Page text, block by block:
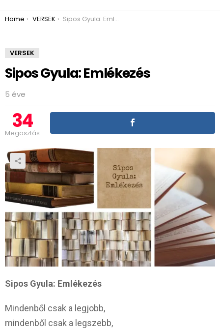
You are here:
Home VERSEK Sipos Gyula: Emlékezés
VERSEK
Sipos Gyula: Emlékezés
5 éve
34
Megosztás
Sipos Gyula: Emlékezés
Mindenből csak a legjobb,
mindenből csak a legszebb,